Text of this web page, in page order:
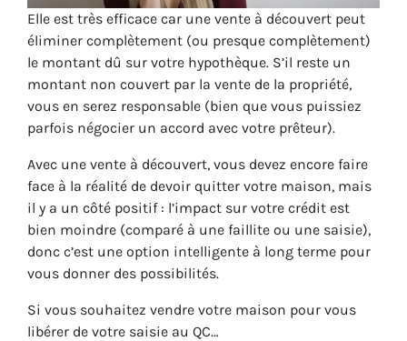
Elle est très efficace car une vente à découvert peut
éliminer complètement (ou presque complètement)
le montant dû sur votre hypothèque. S’il reste un
montant non couvert par la vente de la propriété,
vous en serez responsable (bien que vous puissiez
parfois négocier un accord avec votre prêteur).
Avec une vente à découvert, vous devez encore faire
face à la réalité de devoir quitter votre maison, mais
il y a un côté positif : l’impact sur votre crédit est
bien moindre (comparé à une faillite ou une saisie),
donc c’est une option intelligente à long terme pour
vous donner des possibilités.
Si vous souhaitez vendre votre maison pour vous
libérer de votre saisie au QC…